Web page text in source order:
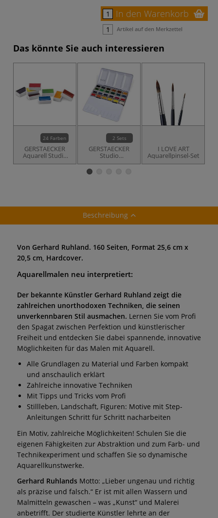
In den Warenkorb
Artikel auf den Merkzettel
Das könnte Sie auch interessieren
24 Farben
GERSTAECKER
Aquarell Studio
Aquarellfarbe
2 Sets
GERSTAECKER
Studio
Aquarellkasten
I LOVE ART
Aquarellpinsel-Set
Beschreibung
Von Gerhard Ruhland. 160 Seiten, Format 25,6 cm x
20,5 cm, Hardcover.
Aquarellmalen neu interpretiert:
Der bekannte Künstler Gerhard Ruhland zeigt die
zahlreichen unorthodoxen Techniken, die seinen
unverkennbaren Stil ausmachen. Lernen Sie vom Profi
den Spagat zwischen Perfektion und künstlerischer
Freiheit und entdecken Sie dabei spannende, innovative
Möglichkeiten für das Malen mit Aquarell.
Alle Grundlagen zu Material und Farben kompakt
und anschaulich erklärt
Zahlreiche innovative Techniken
Mit Tipps und Tricks vom Profi
Stillleben, Landschaft, Figuren: Motive mit Step-
Anleitungen Schritt für Schritt nacharbeiten
Ein Motiv, zahlreiche Möglichkeiten! Schulen Sie die
eigenen Fähigkeiten zur Abstraktion und zum Farb- und
Technikexperiment und schaffen Sie so dynamische
Aquarellkunstwerke.
Gerhard Ruhlands Motto: „Lieber ungenau und richtig
als präzise und falsch.“ Er ist mit allen Wassern und
Malmitteln gewaschen – was „Kunst“ und Malerei
anbetrifft. Der studierte Künstler lehrte an der